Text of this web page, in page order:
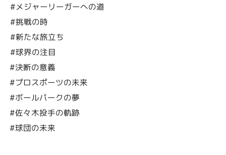
#メジャーリーガーへの道
#挑戦の時
#新たな旅立ち
#球界の注目
#決断の意義
#プロスポーツの未来
#ボールパークの夢
#佐々木投手の軌跡
#球団の未来